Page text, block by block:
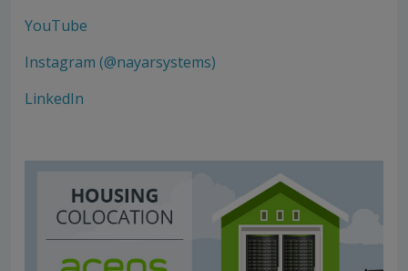
YouTube
Instagram (@nayarsystems)
LinkedIn